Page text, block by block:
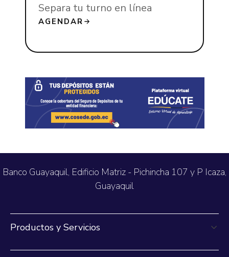
Separa tu turno en línea
AGENDAR
Banco Guayaquil, Edificio Matriz - Pichincha 107 y P Icaza,
Guayaquil
Productos y Servicios